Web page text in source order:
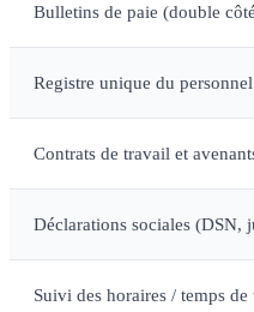
Bulletins de paie (double
Registre unique du personnel
Contrats de travail et
Déclarations sociales (DSN,
Suivi des horaires / temps de